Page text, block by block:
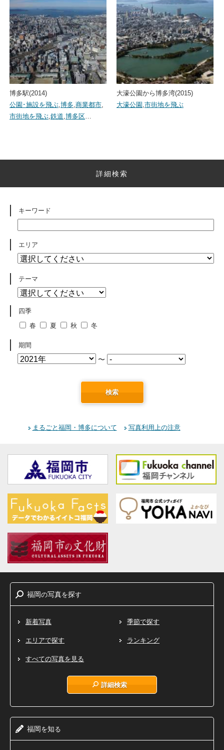
博多駅(2014)
公園･施設を飛ぶ,博多,商業都市,
市街地を飛ぶ,鉄道,博多区…
大濠公園から博多湾(2015)
大濠公園 ,市街地を飛ぶ
詳細検索
キーワード
エリア
テーマ
四季
春
夏 秋 冬
期間
〜
検索
まるごと福岡・博多について 写真利用上の注意
福岡の写真を探す
新着写真 季節で探す
エリアで探す ランキング
すべての写真を見る
詳細検索
福岡を知る